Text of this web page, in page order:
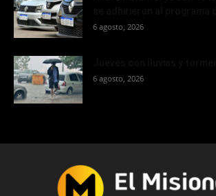
6 agosto, 2026
6 agosto, 2026